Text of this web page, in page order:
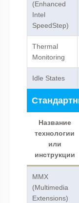
(Enhanced
Intel
SpeedStep)
Thermal
Monitoring
Idle States
Название
технологии
или
инструкции
MMX
(Multimedia
Extensions)